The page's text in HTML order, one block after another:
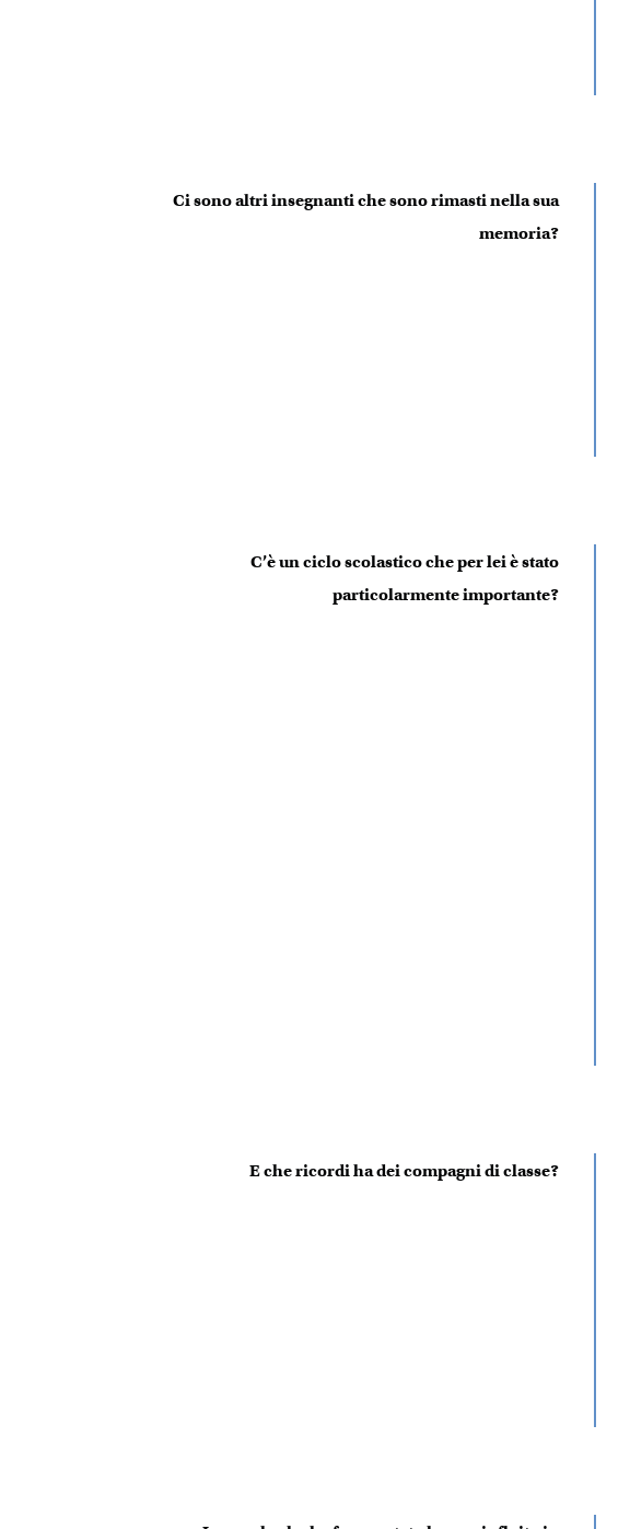
Ci sono altri insegnanti che sono rimasti nella sua
memoria?
C’è un ciclo scolastico che per lei è stato
particolarmente importante?
E che ricordi ha dei compagni di classe?